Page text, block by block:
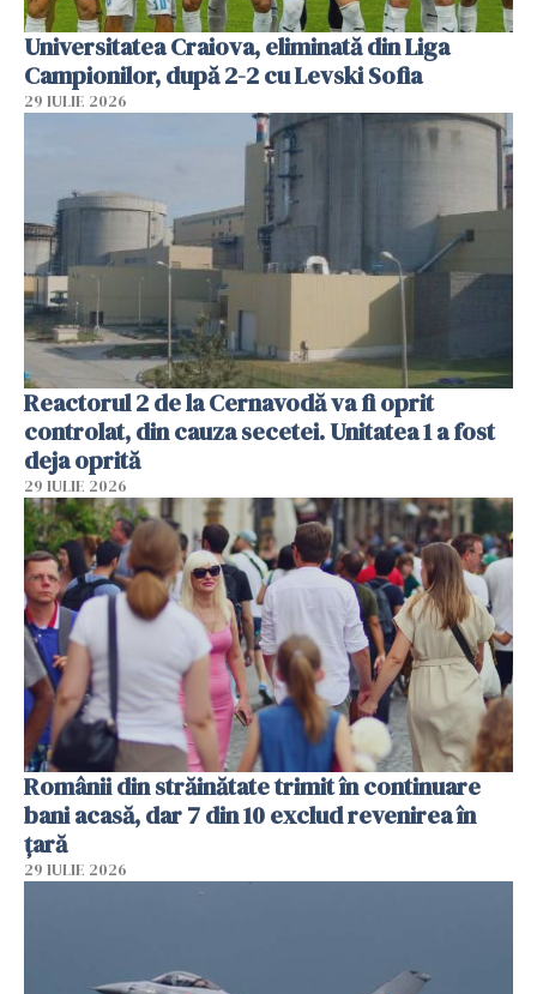
Universitatea Craiova, eliminată din Liga
Campionilor, după 2-2 cu Levski Sofia
29 IULIE 2026
Reactorul 2 de la Cernavodă va fi oprit
controlat, din cauza secetei. Unitatea 1 a fost
deja oprită
29 IULIE 2026
Românii din străinătate trimit în continuare
bani acasă, dar 7 din 10 exclud revenirea în
țară
29 IULIE 2026